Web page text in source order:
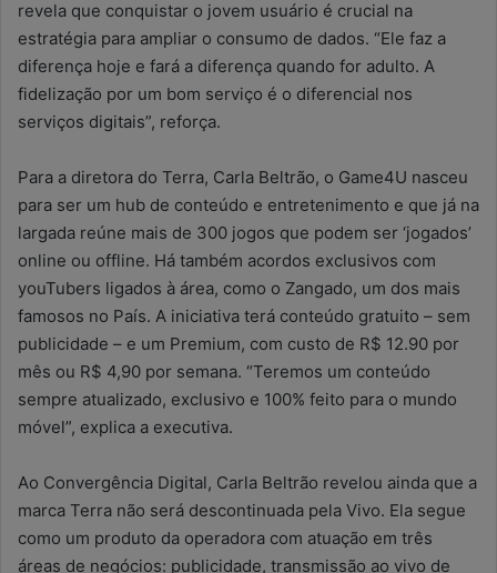
revela que conquistar o jovem usuário é crucial na
estratégia para ampliar o consumo de dados. “Ele faz a
diferença hoje e fará a diferença quando for adulto. A
fidelização por um bom serviço é o diferencial nos
serviços digitais”, reforça.
Para a diretora do Terra, Carla Beltrão, o Game4U nasceu
para ser um hub de conteúdo e entretenimento e que já na
largada reúne mais de 300 jogos que podem ser ‘jogados’
online ou offline. Há também acordos exclusivos com
youTubers ligados à área, como o Zangado, um dos mais
famosos no País. A iniciativa terá conteúdo gratuito – sem
publicidade – e um Premium, com custo de R$ 12.90 por
mês ou R$ 4,90 por semana. “Teremos um conteúdo
sempre atualizado, exclusivo e 100% feito para o mundo
móvel”, explica a executiva.
Ao Convergência Digital, Carla Beltrão revelou ainda que a
marca Terra não será descontinuada pela Vivo. Ela segue
como um produto da operadora com atuação em três
áreas de negócios: publicidade, transmissão ao vivo de